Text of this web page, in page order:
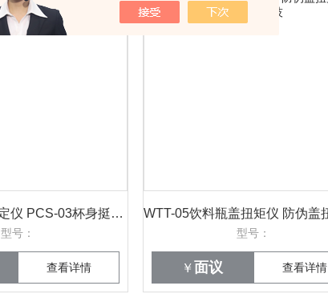
纸碗纸杯挺度测定仪 PCS-03杯身挺度检测仪 威申科技
型号：
查看详情
型号：
￥ 面议 查看详情